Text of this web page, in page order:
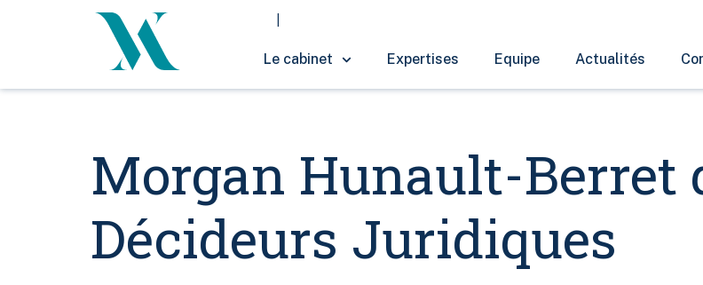
Le cabinet Expertises Equipe Actualités
Morgan Hunault-Berret
Décideurs Juridiques